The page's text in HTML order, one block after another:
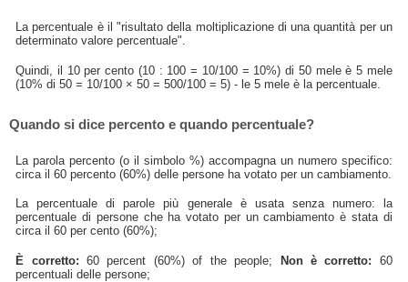
La percentuale è il "risultato della moltiplicazione di una quantità per un
determinato valore percentuale".
Quindi, il 10 per cento (10 : 100 = 10/100 = 10%) di 50 mele è 5 mele
(10% di 50 = 10/100 × 50 = 500/100 = 5) - le 5 mele è la percentuale.
Quando si dice percento e quando percentuale?
La parola percento (o il simbolo %) accompagna un numero specifico:
circa il 60 percento (60%) delle persone ha votato per un cambiamento.
La percentuale di parole più generale è usata senza numero: la
percentuale di persone che ha votato per un cambiamento è stata di
circa il 60 per cento (60%);
È corretto: 60 percent (60%) of the people; Non è corretto: 60
percentuali delle persone;